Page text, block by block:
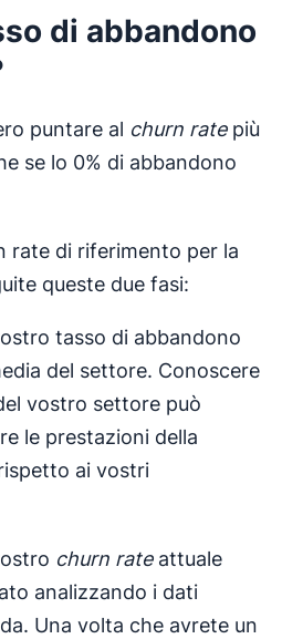
di abbandono
puntare al churn ratepiù
se lo 0% di abbandono
rate di riferimento per la
queste due fasi:
tasso di abbandono
del settore. Conoscere
vostro settore può
le prestazioni della
ai vostri
churn rateattuale
analizzando i dati
Una volta che avrete un